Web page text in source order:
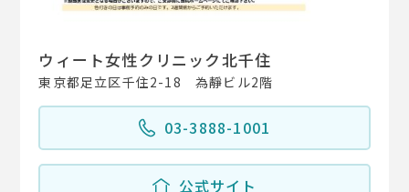
ウィート女性クリニック北千住
東京都足立区千住2-18 為靜ビル2階
03-3888-1001
公式サイト